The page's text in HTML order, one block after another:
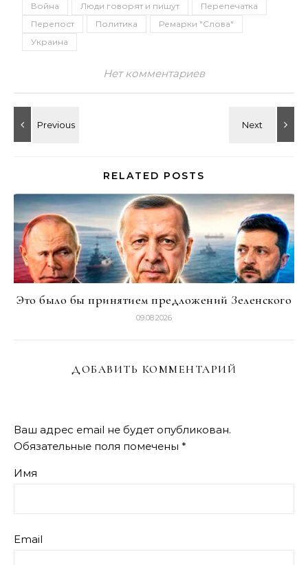
Война Люди говорят и пишут
Перепечатка
Перепост
Политика
Ремарки "Слова"
Украина
Нет комментариев
RELATED POSTS
Это было бы принятием предложений Зеленского
09.08.2026
ДОБАВИТЬ КОММЕНТАРИЙ
Ваш адрес email не будет опубликован.
Обязательные поля помечены *
Имя
Email